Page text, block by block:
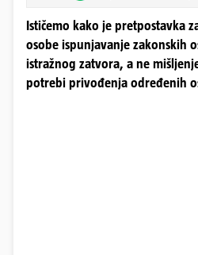
Ističemo kako je pretpostavka
osobe ispunjavanje zakonskih
istražnog zatvora, a ne
potrebi privođenja određenih